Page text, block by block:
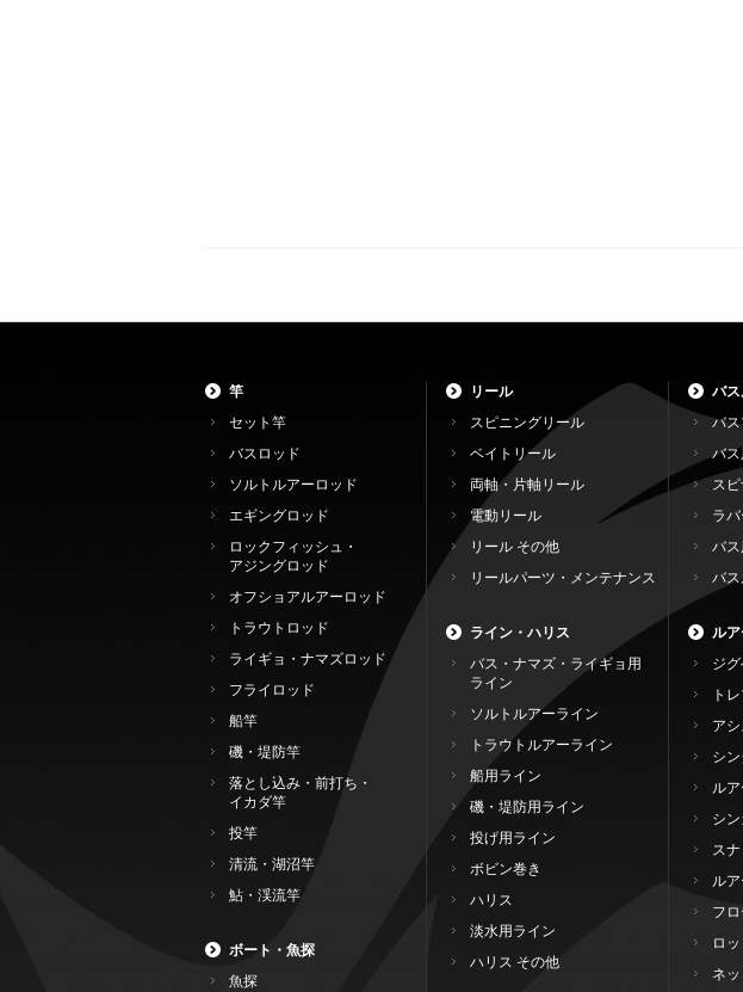
竿
セット竿
バスロッド
ソルトルアーロッド
エギングロッド
ロックフィッシュ・
アジングロッド
オフショアルアーロッド
トラウトロッド
ライギョ・ナマズロッド
フライロッド
船竿
磯・堤防竿
落とし込み・前打ち・
イカダ竿
投竿
清流・湖沼竿
鮎・渓流竿
ボート・魚探
魚探
リール
スピニングリール
ベイトリール
両軸・片軸リール
電動リール
リール その他
リールパーツ・メンテナンス
ライン・ハリス
バス・ナマズ・ライギョ用
ライン
ソルトルアーライン
トラウトルアーライン
船用ライン
磯・堤防用ライン
投げ用ライン
ボビン巻き
ハリス
淡水用ライン
ハリス その他
バ
バ
バ
ス
ラ
バ
バ
ル
ジ
ト
ア
シ
ル
シ
ス
ル
フ
ロ
ネ